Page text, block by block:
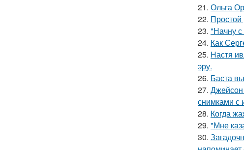
21. Ольга
22.
23. "Начну
24. Как
25. Настя
эру.
26. Баста
27. Джейсон
снимками с
28. Когда
29. "Мне
30.